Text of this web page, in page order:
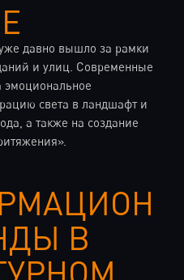
давно вышло за рамки
и улиц. Современные
эмоциональное
света в ландшафт и
а также на создание
В